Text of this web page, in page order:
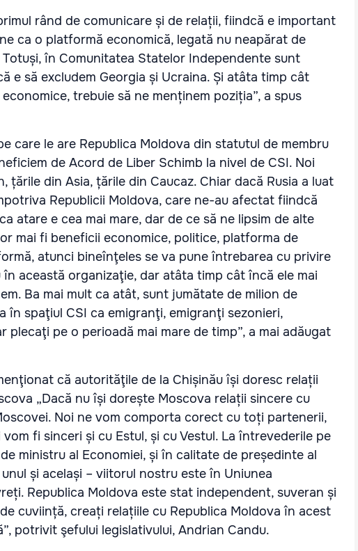
rând de comunicare și de relații, fiindcă e important
ca o platformă economică, legată nu neapărat de
în Comunitatea Statelor Independente sunt
e să excludem Georgia și Ucraina. Și atâta timp cât
trebuie să ne menținem poziția”, a spus
care le are Republica Moldova din statutul de membru
de Acord de Liber Schimb la nivel de CSI. Noi
țările din Asia, țările din Caucaz. Chiar dacă Rusia a luat
Republicii Moldova, care ne-au afectat fiindcă
atare e cea mai mare, dar de ce să ne lipsim de alte
mai fi beneficii economice, politice, platforma de
atunci bineînţeles se va pune întrebarea cu privire
această organizaţie, dar atâta timp cât încă ele mai
Ba mai mult ca atât, sunt jumătate de milion de
în spaţiul CSI ca emigranţi, emigranţi sezonieri,
plecaţi pe o perioadă mai mare de timp”, a mai adăugat
că autorităţile de la Chișinău își doresc relații
„Dacă nu își dorește Moscova relații sincere cu
Noi ne vom comporta corect cu toți partenerii,
fi sinceri și cu Estul, și cu Vestul. La întrevederile pe
ministru al Economiei, și în calitate de președinte al
și același – viitorul nostru este în Uniunea
Republica Moldova este stat independent, suveran și
cuviință, creați relațiile cu Republica Moldova în acest
potrivit şefului legislativului, Andrian Candu.